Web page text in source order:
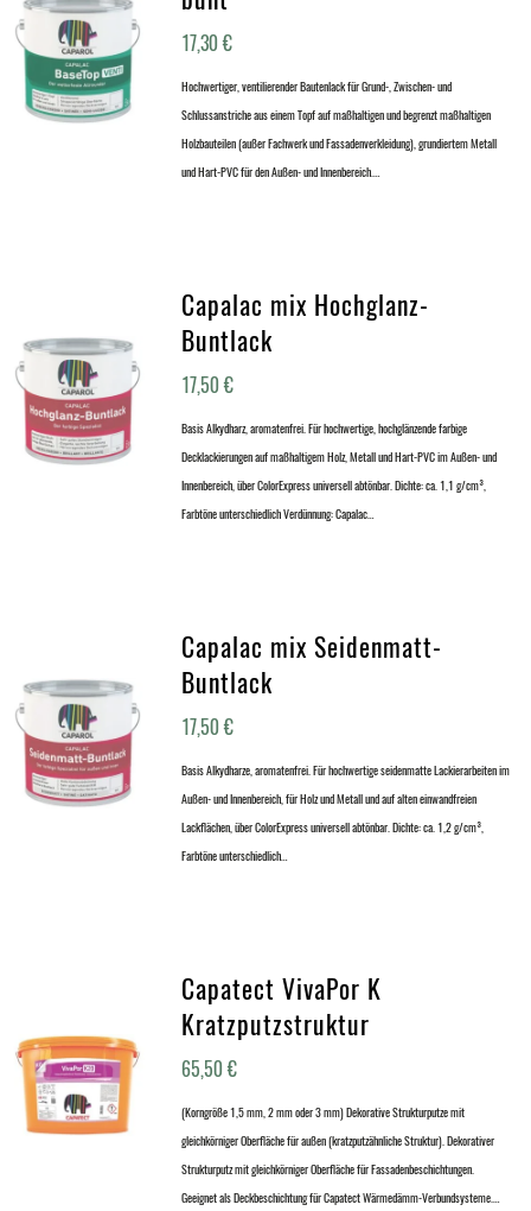
17,30€
Hochwertiger, ventilierender Bautenlack für Grund-, Zwischen- und
Schlussanstriche aus einem Topf auf maßhaltigen und begrenzt maßhaltigen
Holzbauteilen (außer Fachwerk und Fassadenverkleidung), grundiertem Metall
und Hart-PVC für den Außen- und Innenbereich.…
Capalac mix Hochglanz-
Buntlack
17,50€
Basis Alkydharz, aromatenfrei. Für hochwertige, hochglänzende farbige
Decklackierungen auf maßhaltigem Holz, Metall und Hart-PVC im Außen- und
Innenbereich, über ColorExpress universell abtönbar. Dichte: ca. 1,1 g/cm³,
Farbtöne unterschiedlich Verdünnung: Capalac…
Capalac mix Seidenmatt-
Buntlack
17,50€
Basis Alkydharze, aromatenfrei. Für hochwertige seidenmatte Lackierarbeiten im
Außen- und Innenbereich, für Holz und Metall und auf alten einwandfreien
Lackflächen, über ColorExpress universell abtönbar. Dichte: ca. 1,2 g/cm³,
Farbtöne unterschiedlich…
Capatect VivaPor K
Kratzputzstruktur
65,50€
(Korngröße 1,5 mm, 2 mm oder 3 mm) Dekorative Strukturputze mit
gleichkörniger Oberfläche für außen (kratzputzähnliche Struktur). Dekorativer
Strukturputz mit gleichkörniger Oberfläche für Fassadenbeschichtungen.
Geeignet als Deckbeschichtung für Capatect Wärmedämm-Verbundsysteme.…